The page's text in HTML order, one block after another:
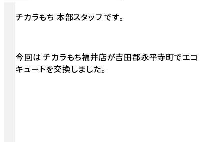
チカラもち 本部スタッフ です。
今回は チカラもち福井店が吉田郡永平寺町でエコ
キュートを交換しました。